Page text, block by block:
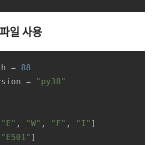
일 사용
= 88
= "py38"
"E" , "W" , "F" , "I"
"E501" ]